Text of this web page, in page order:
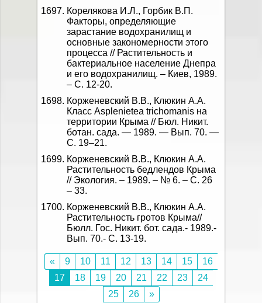
Корелякова И.Л., Горбик В.П.
Факторы, определяющие
зарастание водохранилищ и
основные закономерности этого
процесса // Растительность и
бактериальное население Днепра
и его водохранилищ. – Киев, 1989.
– С. 12-20.
Корженевский В.В., Клюкин А.А.
Класс Asplenietea trichomanis на
территории Крыма // Бюл. Никит.
ботан. сада. — 1989. — Вып. 70. —
С. 19–21.
Корженевский В.В., Клюкин А.А.
Растительность бедлендов Крыма
// Экология. – 1989. – № 6. – С. 26
– 33.
Корженевский В.В., Клюкин А.А.
Растительность гротов Крыма//
Бюлл. Гос. Никит. бот. сада.- 1989.-
Вып. 70.- С. 13-19.
« 9 10 11 12 13 14 15
16
17
18 19 20 21 22 23
24
25
26 »